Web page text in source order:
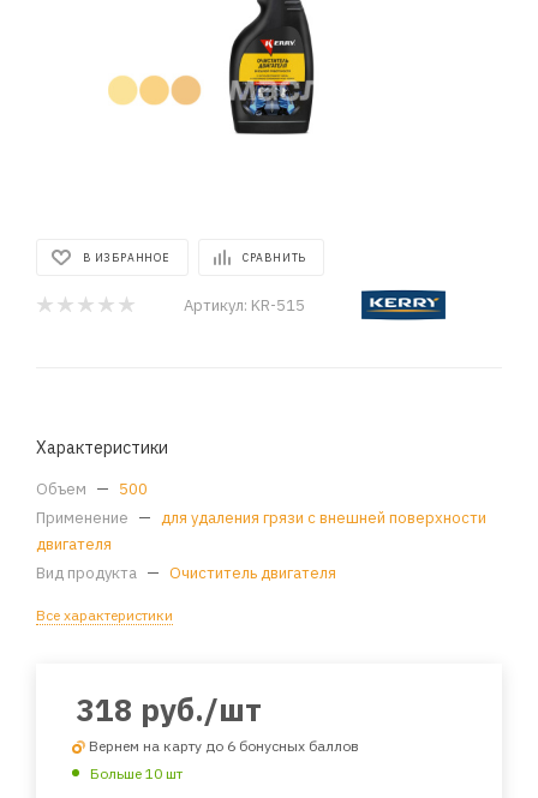
В ИЗБРАННОЕ СРАВНИТЬ
Артикул: KR-515
Характеристики
Объем — 500
Применение — для удаления грязи с внешней поверхности
двигателя
Вид продукта — Очиститель двигателя
Все характеристики
318 руб./шт
Вернем на карту до 6 бонусных баллов
Больше 10 шт